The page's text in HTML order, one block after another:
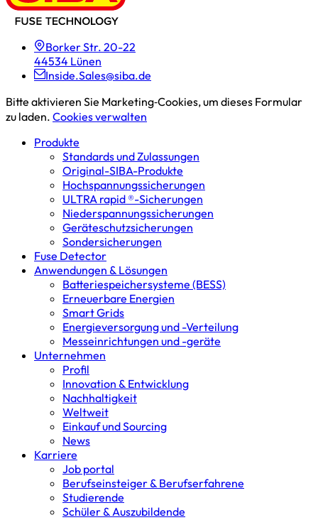
Borker Str. 20-22
44534 Lünen
Inside.Sales@siba.de
Bitte aktivieren Sie Marketing‑Cookies, um dieses Formular
zu laden. Cookies verwalten
Produkte
Standards und Zulassungen
Original-SIBA-Produkte
Hochspannungs­sicherungen
ULTRA rapid ®-Sicherungen
Niederspannungs­sicherungen
Geräteschutz­sicherungen
Sondersicherungen
Fuse Detector
Anwendungen & Lösungen
Batterie­speicher­systeme (BESS)
Erneuerbare Energien
Smart Grids
Energieversorgung und -Verteilung
Messeinrichtungen und -geräte
Unternehmen
Profil
Innovation & Entwicklung
Nachhaltigkeit
Weltweit
Einkauf und Sourcing
News
Karriere
Job portal
Berufseinsteiger & Berufserfahrene
Studierende
Schüler & Auszubildende